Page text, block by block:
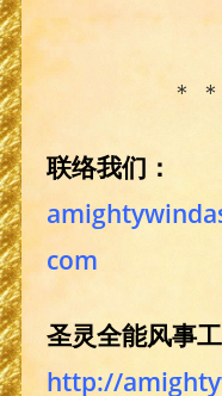
＊
联络我们：
com
圣灵全能风事
http://